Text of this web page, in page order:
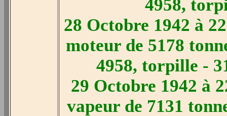
4958,
28 Octobre 1942 à
moteur de 5178
4958, torpille -
29 Octobre 1942 à
vapeur de 7131